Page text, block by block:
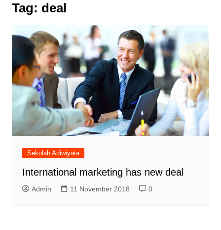
Tag: deal
Sekolah Adiwiyata
International marketing has new deal
Admin 11 November 2018 0